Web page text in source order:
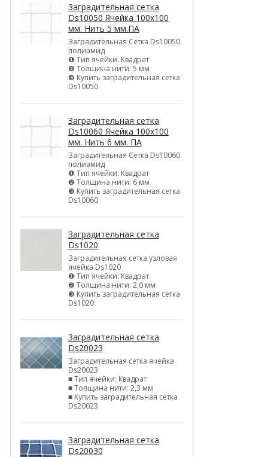
Заградительная сетка
Ds10050 Ячейка 100х100
мм. Нить 5 мм.ПА
Заградительная Сетка Ds10050
полиамид
❶ Тип ячейки: Квадрат
❷ Толщина нити: 5 мм
❸ Купить заградительная сетка
Ds10050
Заградительная сетка
Ds10060 Ячейка 100х100
мм. Нить 6 мм. ПА
Заградительная Сетка Ds10060
полиамид
❶ Тип ячейки: Квадрат
❷ Толщина нити: 6 мм
❸ Купить заградительная сетка
Ds10060
Заградительная сетка
Ds1020
Заградительная сетка узловая
ячейка Ds1020
❶ Тип ячейки: Квадрат
❷ Толщина нити: 2,0 мм
❸ Купить заградительная сетка
Ds1020
Заградительная сетка
Ds20023
Заградительная сетка ячейка
Ds20023
■ Тип ячейки: Квадрат
■ Толщина нити: 2,3 мм
■ Купить заградительная сетка
Ds20023
Заградительная сетка
Ds20030